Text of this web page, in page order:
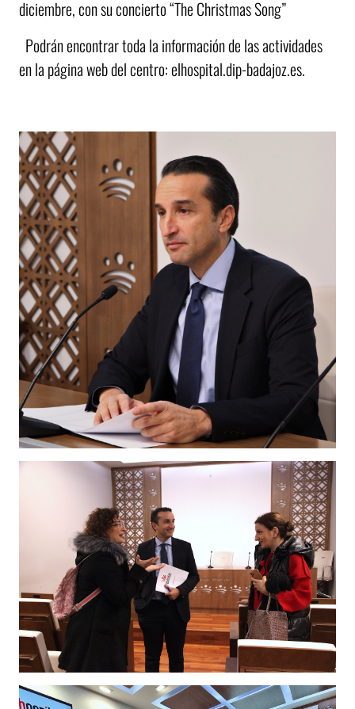
diciembre, con su concierto “The Christmas Song”
Podrán encontrar toda la información de las actividades
en la página web del centro: elhospital.dip-badajoz.es.